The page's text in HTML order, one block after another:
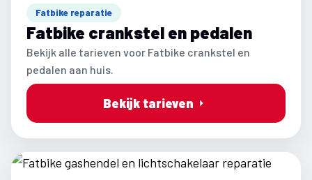
Fatbike reparatie
Fatbike crankstel en pedalen
Bekijk alle tarieven voor Fatbike crankstel en
pedalen aan huis.
Bekijk tarieven